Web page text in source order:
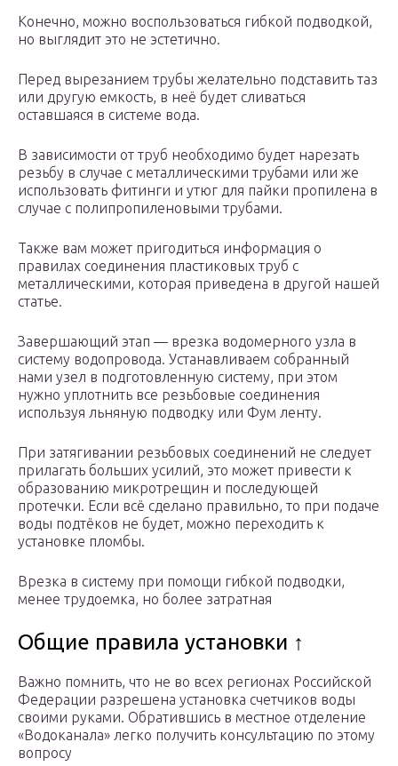
Конечно, можно воспользоваться гибкой подводкой,
но выглядит это не эстетично.
Перед вырезанием трубы желательно подставить таз
или другую емкость, в неё будет сливаться
оставшаяся в системе вода.
В зависимости от труб необходимо будет нарезать
резьбу в случае с металлическими трубами или же
использовать фитинги и утюг для пайки пропилена в
случае с полипропиленовыми трубами.
Также вам может пригодиться информация о
правилах соединения пластиковых труб с
металлическими, которая приведена в другой нашей
статье.
Завершающий этап — врезка водомерного узла в
систему водопровода. Устанавливаем собранный
нами узел в подготовленную систему, при этом
нужно уплотнить все резьбовые соединения
используя льняную подводку или Фум ленту.
При затягивании резьбовых соединений не следует
прилагать больших усилий, это может привести к
образованию микротрещин и последующей
протечки. Если всё сделано правильно, то при подаче
воды подтёков не будет, можно переходить к
установке пломбы.
Врезка в систему при помощи гибкой подводки,
менее трудоемка, но более затратная
Общие правила установки ↑
Важно помнить, что не во всех регионах Российской
Федерации разрешена установка счетчиков воды
своими руками. Обратившись в местное отделение
«Водоканала» легко получить консультацию по этому
вопросу